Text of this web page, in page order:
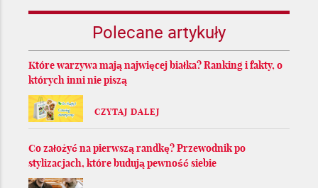
Polecane artykuły
Które warzywa mają najwięcej białka? Ranking i fakty, o
których inni nie piszą
CZYTAJ DALEJ
Co założyć na pierwszą randkę? Przewodnik po
stylizacjach, które budują pewność siebie